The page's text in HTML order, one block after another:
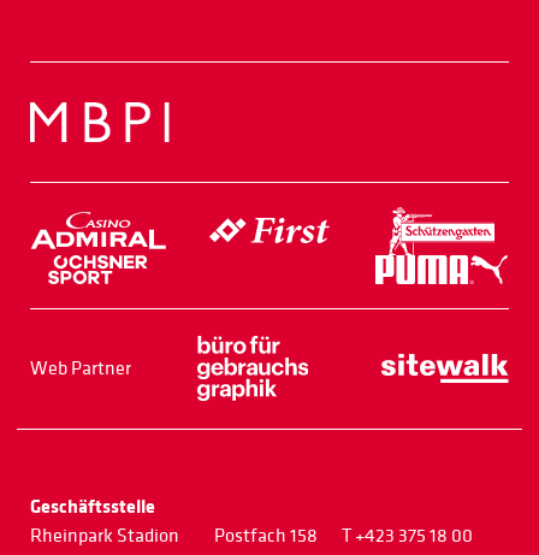
Web Partner
Geschäftsstelle
Rheinpark Stadion
Postfach 158
T +423 375 18 00